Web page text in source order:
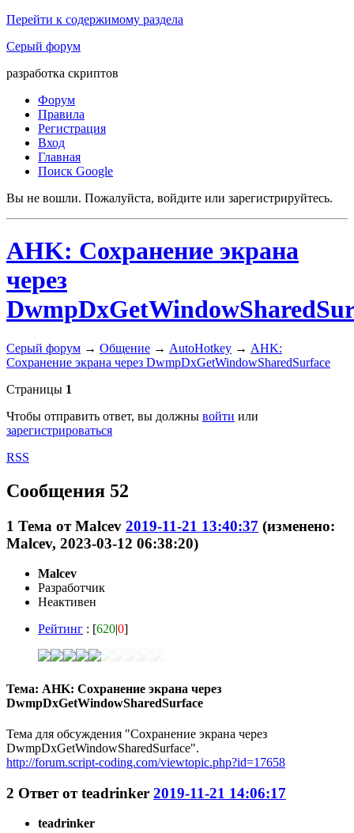
Перейти к содержимому раздела
Серый форум
разработка скриптов
Форум
Правила
Регистрация
Вход
Главная
Поиск Google
Вы не вошли. Пожалуйста, войдите или зарегистрируйтесь.
AHK: Сохранение экрана
через
Серый форум → Общение → AutoHotkey → AHK:
Сохранение экрана через DwmpDxGetWindowSharedSurface
Страницы 1
Чтобы отправить ответ, вы должны войти или
зарегистрироваться
RSS
Сообщения 52
1 Тема отMalcev 2019-11-21 13:40:37 (изменено:
Malcev, 2023-03-12 06:38:20)
Malcev
Разработчик
Неактивен
Рейтинг : [620|0]
Тема: AHK: Сохранение экрана через
DwmpDxGetWindowSharedSurface
Тема для обсуждения "Сохранение экрана через
DwmpDxGetWindowSharedSurface".
http://forum.script-coding.com/viewtopic.php?id=17658
2 Ответ отteadrinker 2019-11-21 14:06:17
teadrinker